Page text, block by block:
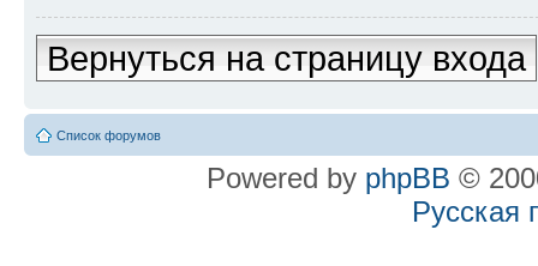
Вернуться на страницу входа
Список форумов
Powered by phpBB ©
Русская